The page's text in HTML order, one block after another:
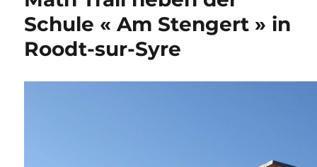
Schule « Am Stengert » in
Roodt-sur-Syre